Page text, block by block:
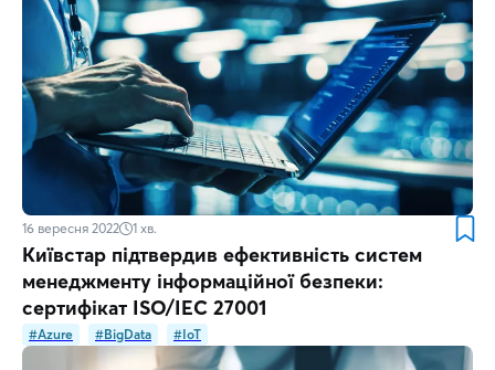
16 вересня 2022 1 хв.
Київстар підтвердив ефективність систем
менеджменту інформаційної безпеки:
сертифікат ISO/IEC 27001
#Azure #BigData #IoT